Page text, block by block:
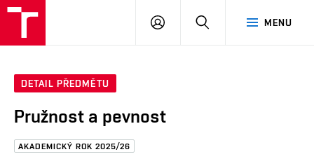
Brno
MENU
PŘIHLÁSIT
DETAIL PŘEDMĚTU
Pružnost a pevnost
AKADEMICKÝ ROK 2025/26